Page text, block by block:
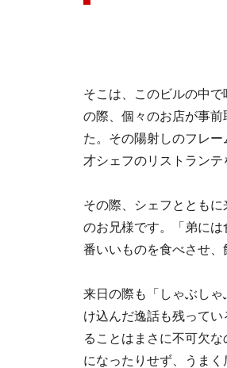
そこは、このビルの中
の際、個々のお店が事
た。その陽射しのフレ
才シェフのリストランテ
その際、シェフととも
のお兄様です。「弟に
番いいものを食べさせ、
来日の際も「しゃぶし
け込んだ逸話も残って
ることはまさに不可欠
になったりせず、うま